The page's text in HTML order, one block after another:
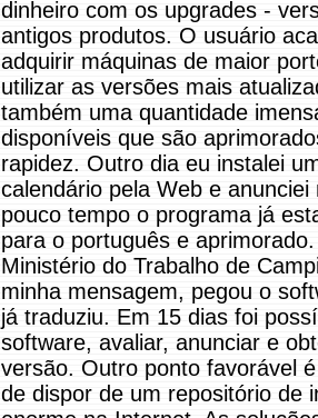
dinheiro com os upgrades -
antigos produtos. O usuário
adquirir máquinas de maior
utilizar as versões mais
também uma quantidade
disponíveis que são
rapidez. Outro dia eu instalei
calendário pela Web e
pouco tempo o programa já
para o português e
Ministério do Trabalho de
minha mensagem, pegou o
já traduziu. Em 15 dias foi
software, avaliar, anunciar e
versão. Outro ponto favorável
de dispor de um repositório de